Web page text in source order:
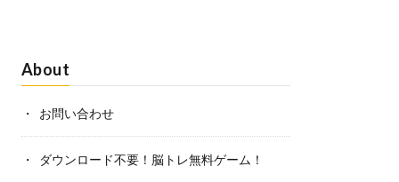
About
お問い合わせ
ダウンロード不要！脳トレ無料ゲーム！